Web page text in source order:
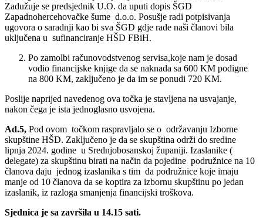
Zadužuje se predsjednik U.O. da uputi dopis ŠGD
Zapadnohercehovačke šume d.o.o. Posušje radi potpisivanja
ugovora o saradnji kao bi sva ŠGD gdje rade naši članovi bila
uključena u sufinanciranje HŠD FBiH.
Po zamolbi računovodstvenog servisa,koje nam je dosad
vodio financijske knjige da se naknada sa 600 KM podigne
na 800 KM, zaključeno je da im se ponudi 720 KM.
Poslije naprijed navedenog ova točka je stavljena na usvajanje,
nakon čega je ista jednoglasno usvojena.
Ad.5, Pod ovom točkom raspravljalo se o održavanju Izborne
skupštine HŠD. Zaključeno je da se skupština održi do sredine
lipnja 2024. godine u Srednjobosanskoj županiji. Izaslanike (
delegate) za skupštinu birati na način da pojedine podružnice na 10
članova daju jednog izaslanika s tim da podružnice koje imaju
manje od 10 članova da se koptira za izbornu skupštinu po jedan
izaslanik, iz razloga smanjenja financijski troškova.
Sjednica je sa završila u 14.15 sati.